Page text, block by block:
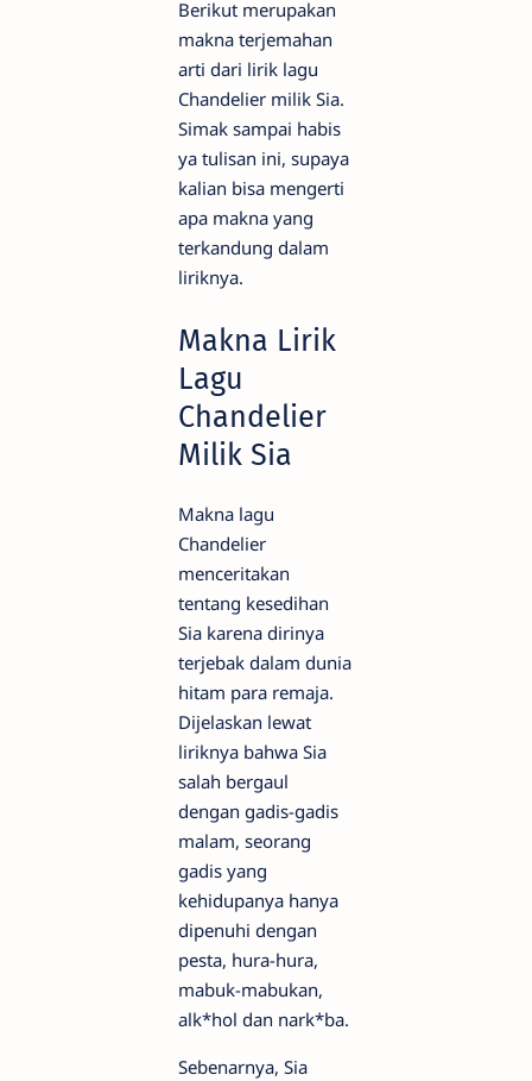
Berikut merupakan
makna terjemahan
arti dari lirik lagu
Chandelier milik Sia.
Simak sampai habis
ya tulisan ini, supaya
kalian bisa mengerti
apa makna yang
terkandung dalam
liriknya.
Makna Lirik
Lagu
Chandelier
Milik Sia
Makna lagu
Chandelier
menceritakan
tentang kesedihan
Sia karena dirinya
terjebak dalam dunia
hitam para remaja.
Dijelaskan lewat
liriknya bahwa Sia
salah bergaul
dengan gadis-gadis
malam, seorang
gadis yang
kehidupanya hanya
dipenuhi dengan
pesta, hura-hura,
mabuk-mabukan,
alk*hol dan nark*ba.
Sebenarnya, Sia